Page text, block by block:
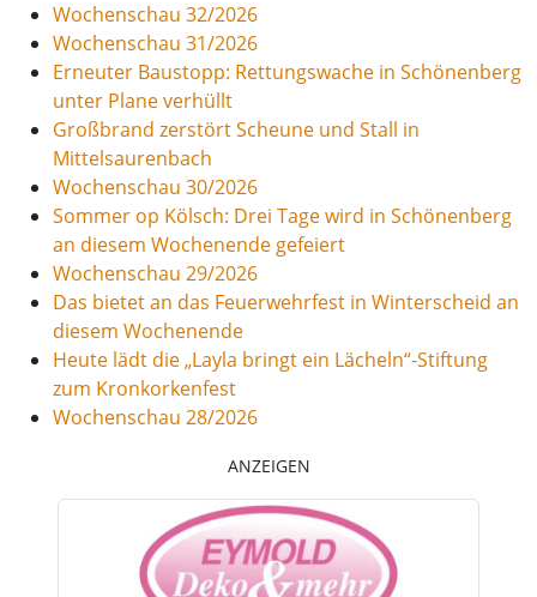
Wochenschau 32/2026
Wochenschau 31/2026
Erneuter Baustopp: Rettungswache in Schönenberg
unter Plane verhüllt
Großbrand zerstört Scheune und Stall in
Mittelsaurenbach
Wochenschau 30/2026
Sommer op Kölsch: Drei Tage wird in Schönenberg
an diesem Wochenende gefeiert
Wochenschau 29/2026
Das bietet an das Feuerwehrfest in Winterscheid an
diesem Wochenende
Heute lädt die „Layla bringt ein Lächeln“-Stiftung
zum Kronkorkenfest
Wochenschau 28/2026
ANZEIGEN